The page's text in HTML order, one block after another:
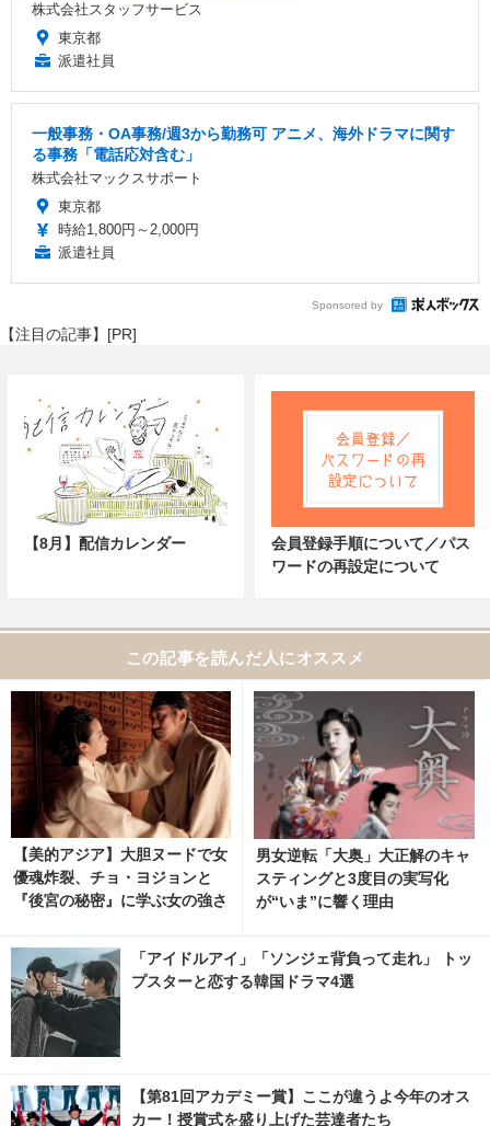
株式会社スタッフサービス
東京都
派遣社員
一般事務・OA事務/週3から勤務可 アニメ、海外ドラマに関す
る事務「電話応対含む」
株式会社マックスサポート
東京都
時給1,800円～2,000円
派遣社員
Sponsored by
【注目の記事】[PR]
【8月】配信カレンダー
会員登録手順について／パス
ワードの再設定について
この記事を読んだ人にオススメ
【美的アジア】大胆ヌードで女
優魂炸裂、チョ・ヨジョンと
『後宮の秘密』に学ぶ女の強さ
男女逆転「大奥」大正解のキャ
スティングと3度目の実写化
が“いま”に響く理由
「アイドルアイ」「ソンジェ背負って走れ」 トッ
プスターと恋する韓国ドラマ4選
【第81回アカデミー賞】ここが違うよ今年のオス
カー！授賞式を盛り上げた芸達者たち